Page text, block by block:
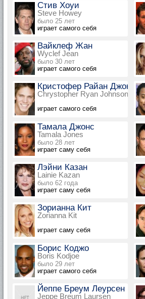
Стив Хоуи
Steve Howey
было 25 лет
играет самого себя
Вайклеф Жан
Wyclef Jean
было 30 лет
играет самого себя
Кристофер Райан Джонсон
Chrystopher Ryan Johnson
играет самого себя
Тамала Джонс
Tamala Jones
было 28 лет
играет саму себя
Лэйни Казан
Lainie Kazan
было 62 года
играет саму себя
Зорианна Кит
Zorianna Kit
играет саму себя
Борис Коджо
Boris Kodjoe
было 29 лет
играет самого себя
Йеппе Бреум Леурсен
Jeppe Breum Laursen